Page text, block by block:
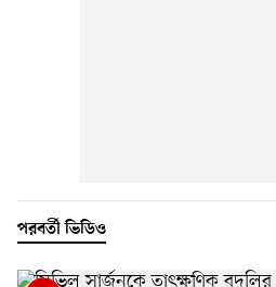
পরবর্তী ভিডিও